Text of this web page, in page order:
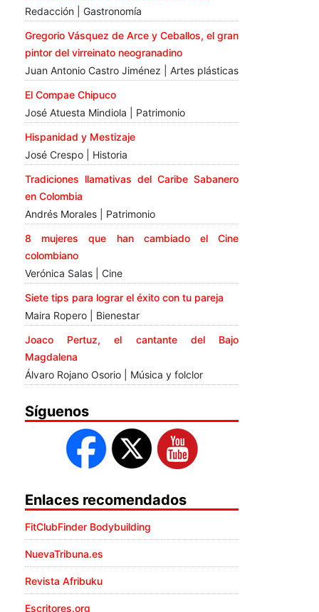
Redacción | Gastronomía
Gregorio Vásquez de Arce y Ceballos, el gran
pintor del virreinato neogranadino
Juan Antonio Castro Jiménez | Artes plásticas
El Compae Chipuco
José Atuesta Mindiola | Patrimonio
Hispanidad y Mestizaje
José Crespo | Historia
Tradiciones llamativas del Caribe Sabanero
en Colombia
Andrés Morales | Patrimonio
8 mujeres que han cambiado el Cine
colombiano
Verónica Salas | Cine
Siete tips para lograr el éxito con tu pareja
Maira Ropero | Bienestar
Joaco Pertuz, el cantante del Bajo
Magdalena
Álvaro Rojano Osorio | Música y folclor
Síguenos
Enlaces recomendados
FitClubFinder Bodybuilding
NuevaTribuna.es
Revista Afribuku
Escritores.org